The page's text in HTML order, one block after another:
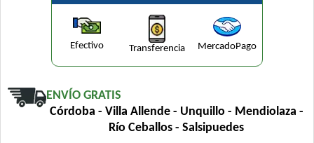
Efectivo Transferencia MercadoPago
ENVÍO GRATIS
Córdoba - Villa Allende - Unquillo - Mendiolaza -
Río Ceballos - Salsipuedes